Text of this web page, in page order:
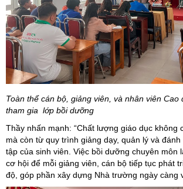
Toàn thể cán bộ, giảng viên, và nhân viên Cao
tham gia lớp bồi dưỡng
Thầy nhấn mạnh: “Chất lượng giáo dục không
mà còn từ quy trình giảng dạy, quản lý và
tập của sinh viên. Việc bồi dưỡng chuyên môn
cơ hội để mỗi giảng viên, cán bộ tiếp tục phát
độ, góp phần xây dựng Nhà trường ngày càng